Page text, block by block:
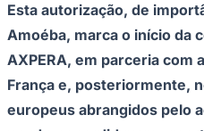
Hub de Negócios
Guia Comercial
Selo Verificado
Portal Educacional
Agenda de Vestibulares
Vagas de Emprego
Concursos
Esta autorização, de
Amoéba, marca o início da
AXPERA, em parceria com
França e, posteriormente,
europeus abrangidos pelo